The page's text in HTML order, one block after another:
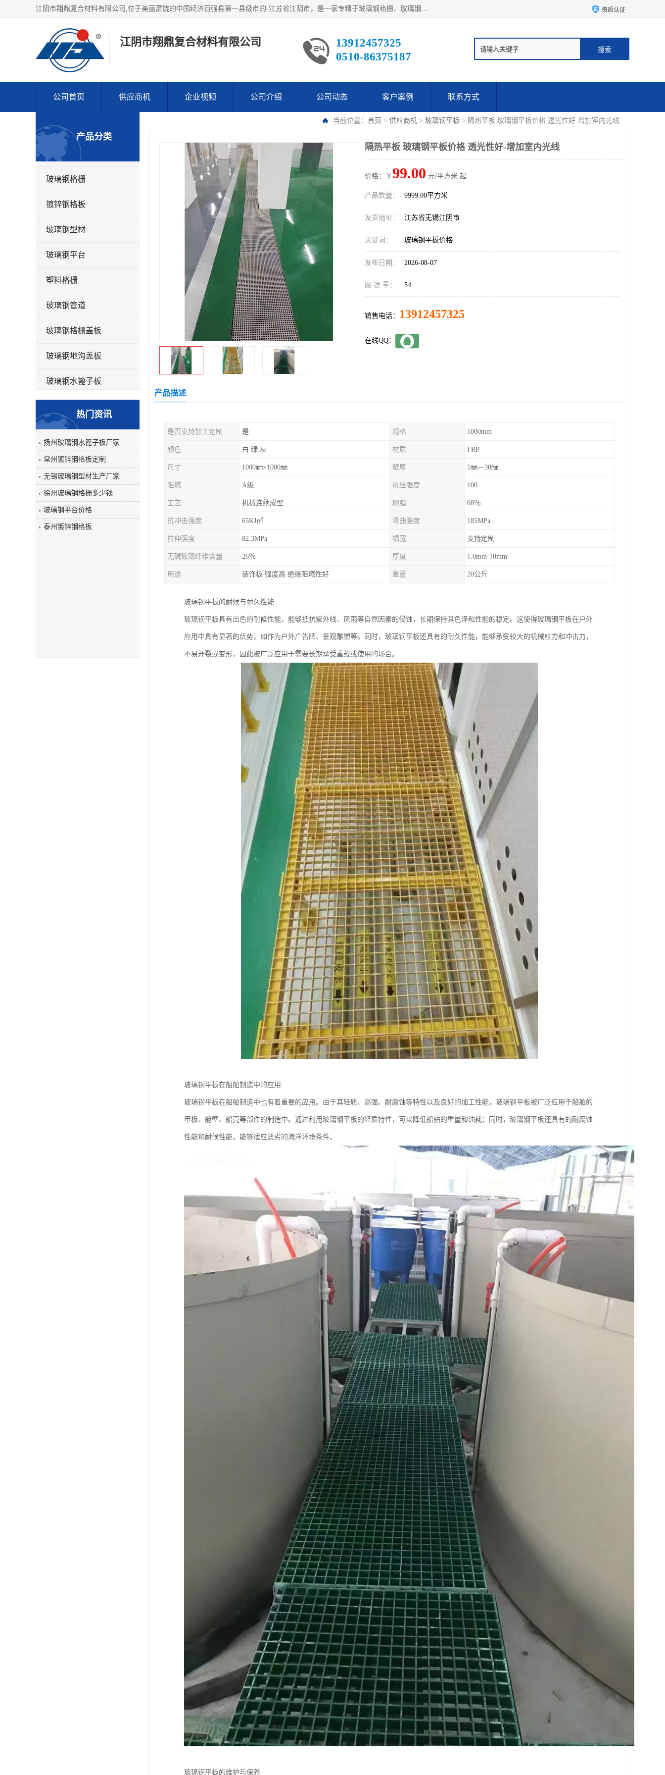
江阴市翔鼎复合材料有限公司,位于美丽富饶的中国经济百强县第一县级市的-江苏省江阴市，是一家专精于玻璃钢格栅、玻璃钢新材料,镀锌钢格板，机械设备生产制造及研发的科技型企业；公司产品已销往了世界多个国家和地区，公司人决心加倍努力愿与广大社会同仁精诚合作共创辉煌！ 资质认证
江阴市翔鼎复合材料有限公司
13912457325
0510-86375187
公司首页 供应商机 企业视频 公司介绍 公司动态 客户案例 联系方式
当前位置： 首页 > 供应商机 > 玻璃钢平板 > 隔热平板 玻璃钢平板价格 透光性好-增加室内光线
产品分类
玻璃钢格栅
镀锌钢格板
玻璃钢型材
玻璃钢平台
塑料格栅
玻璃钢管道
玻璃钢格栅盖板
玻璃钢地沟盖板
玻璃钢水篦子板
玻璃钢平板
玻璃钢盖板
热门资讯
扬州玻璃钢水篦子板厂家
常州镀锌钢格板定制
无锡玻璃钢型材生产厂家
徐州玻璃钢格栅多少钱
玻璃钢平台价格
泰州镀锌钢格板
隔热平板 玻璃钢平板价格 透光性好-增加室内光线
价格：￥ 99.00 元/平方米 起
产品数量： 9999.00平方米
发货地址： 江苏省无锡江阴市
关键词： 玻璃钢平板价格
发布日期： 2026-08-07
阅 读 量： 54
销售电话： 13912457325
在线QQ：
产品描述
是否支持加工定制 是 规格 1000mm
颜色 白 绿 灰 材质 FRP
尺寸 1000㎜×1000㎜ 壁厚 1㎜－30㎜
阻燃 A级 抗压强度 100
工艺 机械连续成型 树脂 68％
抗冲击强度 65KJ㎡ 弯曲强度 185MPa
拉伸强度 82.3MPa 幅宽 支持定制
无碱玻璃纤维含量 26％ 厚度 1.0mm-10mm
用途 装饰板 强度高 绝缘阻燃性好 重量 20公斤
玻璃钢平板的耐候与耐久性能
玻璃钢平板具有出色的耐候性能，能够抵抗紫外线、风雨等自然因素的侵蚀，长期保持其色泽和性能的稳定。这使得玻璃钢平板在户外
应用中具有显著的优势，如作为户外广告牌、景观雕塑等。同时，玻璃钢平板还具有的耐久性能，能够承受较大的机械应力和冲击力，
不易开裂或变形，因此被广泛应用于需要长期承受重载或使用的场合。
玻璃钢平板在船舶制造中的应用
玻璃钢平板在船舶制造中也有着重要的应用。由于其轻质、高强、耐腐蚀等特性以及良好的加工性能，玻璃钢平板被广泛应用于船舶的
甲板、舱壁、船壳等部件的制造中。通过利用玻璃钢平板的轻质特性，可以降低船舶的重量和油耗；同时，玻璃钢平板还具有的耐腐蚀
性能和耐候性能，能够适应恶劣的海洋环境条件。
玻璃钢平板的维护与保养